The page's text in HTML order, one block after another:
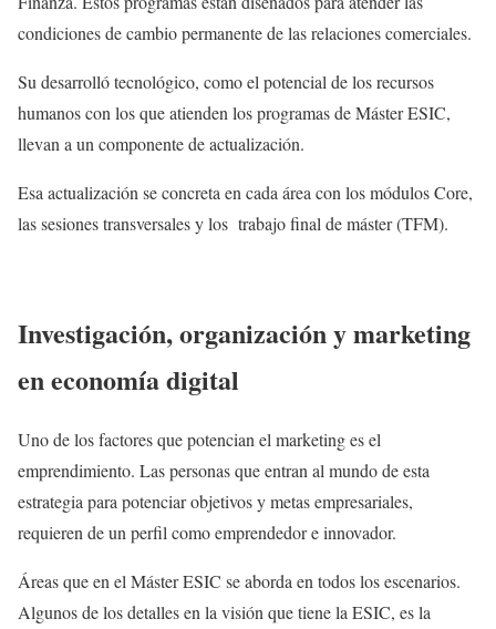
condiciones de cambio permanente de las relaciones comerciales.
Su desarrolló tecnológico, como el potencial de los recursos
humanos con los que atienden los programas de Máster ESIC,
llevan a un componente de actualización.
Esa actualización se concreta en cada área con los módulos Core,
las sesiones transversales y los trabajo final de máster (TFM).
Investigación, organización y marketing
en economía digital
Uno de los factores que potencian el marketing es el
emprendimiento. Las personas que entran al mundo de esta
estrategia para potenciar objetivos y metas empresariales,
requieren de un perfil como emprendedor e innovador.
Áreas que en el Máster ESIC se aborda en todos los escenarios.
Algunos de los detalles en la visión que tiene la ESIC, es la